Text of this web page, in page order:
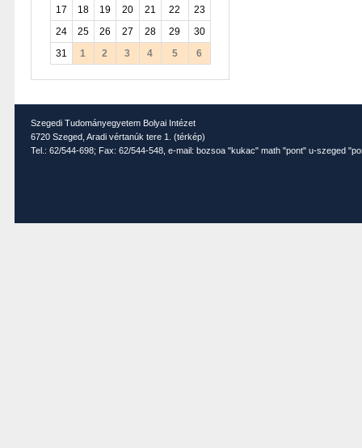
17
18 19 20 21 22
23
24
25 26 27 28 29
30
31
1 2 3 4 5 6
Szegedi Tudományegyetem Bolyai Intézet
6720 Szeged, Aradi vértanúk tere 1. (térkép)
Tel.: 62/544-698; Fax: 62/544-548, e-mail: bozsoa "kukac" math "pont" u-szeged